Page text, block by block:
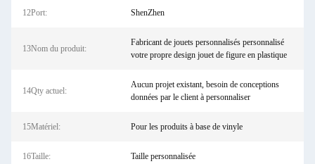
12Port: ShenZhen
13Nom du produit:
Fabricant de jouets personnalisés personnalisé
votre propre design jouet de figure en plastique
14Qty actuel:
Aucun projet existant, besoin de conceptions
données par le client à personnaliser
15Matériel: Pour les produits à base de vinyle
16Taille: Taille personnalisée